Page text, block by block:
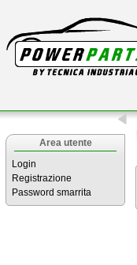
Area utente
Login
Registrazione
Password smarrita